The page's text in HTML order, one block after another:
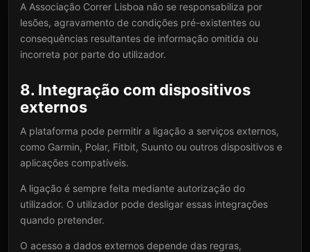
A Associação Correr Lisboa não se responsabiliza por
lesões, agravamento de condições pré-existentes ou
consequências resultantes de informação omitida ou
incorreta por parte do utilizador.
8. Integração com dispositivos
externos
A plataforma pode permitir a ligação a serviços externos,
como Garmin, Polar, Fitbit, Suunto ou outros dispositivos e
aplicações compatíveis.
A ligação é sempre feita mediante autorização do
utilizador. O utilizador pode desligar essas integrações
quando pretender.
O acesso a dados externos depende das regras,